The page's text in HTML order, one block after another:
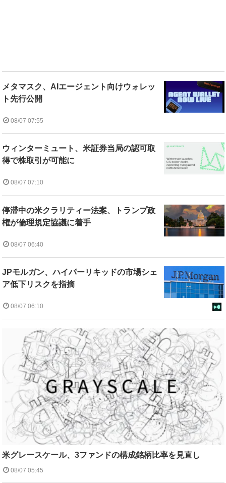
メタマスク、AIエージェント向けウォレッ
ト先行公開
08/07 07:55
ウィンターミュート、米証券当局の認可取
得で株取引が可能に
08/07 07:10
停滞中の米クラリティー法案、トランプ政
権が倫理規定協議に着手
08/07 06:40
JPモルガン、ハイパーリキッドの市場シェ
ア低下リスクを指摘
08/07 06:10
米グレースケール、3ファンドの構成銘柄比率を見直し
08/07 05:45